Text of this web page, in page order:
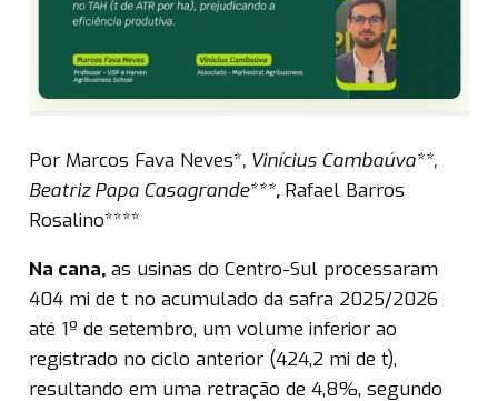
Por Marcos Fava Neves*, Vinícius Cambaúva**,
Beatriz Papa Casagrande***, Rafael Barros
Rosalino****
Na cana, as usinas do Centro-Sul processaram
404 mi de t no acumulado da safra 2025/2026
até 1º de setembro, um volume inferior ao
registrado no ciclo anterior (424,2 mi de t),
resultando em uma retração de 4,8%, segundo